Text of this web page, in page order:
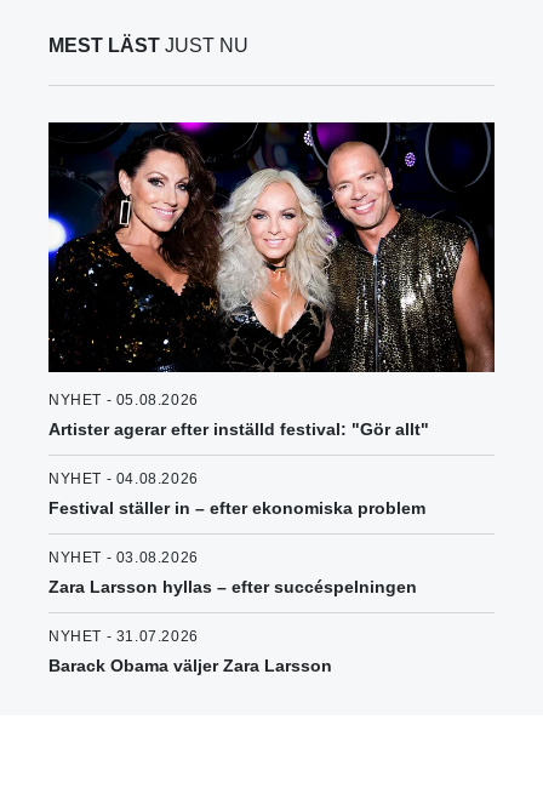
MEST LÄST JUST NU
NYHET - 05.08.2026
Artister agerar efter inställd festival: "Gör allt"
NYHET - 04.08.2026
Festival ställer in – efter ekonomiska problem
NYHET - 03.08.2026
Zara Larsson hyllas – efter succéspelningen
NYHET - 31.07.2026
Barack Obama väljer Zara Larsson